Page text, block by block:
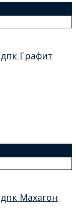
Графит
Махагон